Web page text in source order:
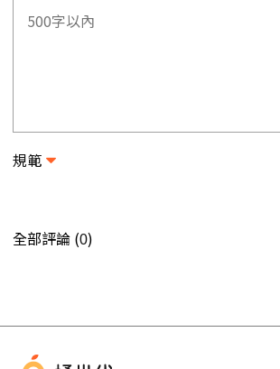
規範
全部評論 (0)